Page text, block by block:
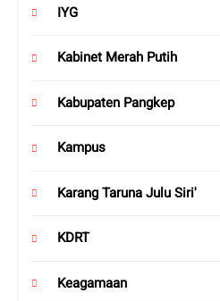
IYG
Kabinet Merah Putih
Kabupaten Pangkep
Kampus
Karang Taruna Julu Siri'
KDRT
Keagamaan